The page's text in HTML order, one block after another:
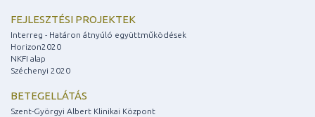
FEJLESZTÉSI PROJEKTEK
Interreg - Határon átnyúló együttműködések
Horizon2020
NKFI alap
Széchenyi 2020
BETEGELLÁTÁS
Szent-Györgyi Albert Klinikai Központ